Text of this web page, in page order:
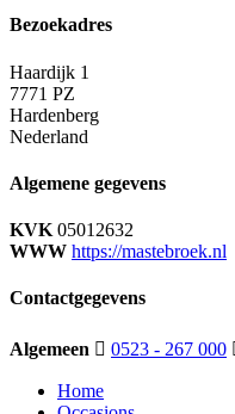
Bezoekadres
Haardijk 1
7771 PZ
Hardenberg
Nederland
Algemene gegevens
KVK 05012632
WWW https://mastebroek.nl
Contactgegevens
Algemeen 0523 - 267 000
Home